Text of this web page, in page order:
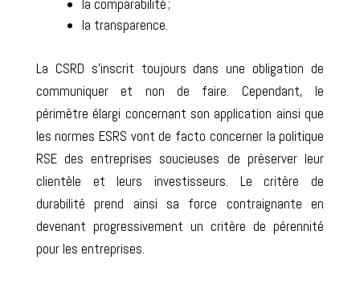
la comparabilité;
la transparence.
La CSRD s’inscrit toujours dans uneobligation de
communiquer et non de faire. Cependant, le
périmètre élargi concernant son application ainsi que
les normes ESRS vont de facto concerner la politique
RSE desentreprises soucieuses de préserver leur
clientèle et leurs investisseurs. Le critère de
durabilité prend ainsi sa force contraignante en
devenant progressivement un critère de pérennité
pour les entreprises.